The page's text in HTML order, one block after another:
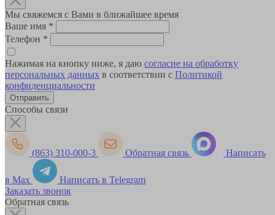
Мы свяжемся с Вами в ближайшее время
Ваше имя *
Телефон *
Нажимая на кнопку ниже, я даю согласие на обработку
персональных данных в соответствии с Политикой
конфиденциальности
Способы связи
(863) 310-000-3 Обратная связь Написать
в Max
Написать в Telegram
Заказать звонок
Обратная связь